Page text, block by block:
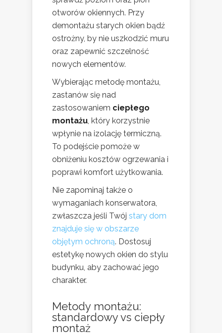
otworów okiennych. Przy
demontażu starych okien bądź
ostrożny, by nie uszkodzić muru
oraz zapewnić szczelność
nowych elementów.
Wybierając metodę montażu,
zastanów się nad
zastosowaniem ciepłego
montażu, który korzystnie
wpłynie na izolację termiczną.
To podejście pomoże w
obniżeniu kosztów ogrzewania i
poprawi komfort użytkowania.
Nie zapominaj także o
wymaganiach konserwatora,
zwłaszcza jeśli Twój stary dom
znajduje się w obszarze
objętym ochroną. Dostosuj
estetykę nowych okien do stylu
budynku, aby zachować jego
charakter.
Metody montażu:
standardowy vs ciepły
montaż